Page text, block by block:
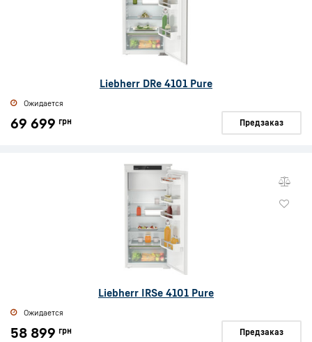
Liebherr DRe 4101 Pure
Ожидается
69 699 грн Предзаказ
Liebherr IRSe 4101 Pure
Ожидается
58 899 грн Предзаказ